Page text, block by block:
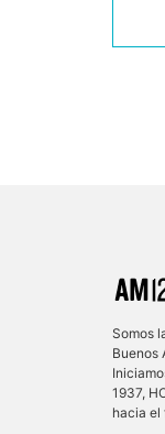
Somos
Buenos
1937,
hacia el